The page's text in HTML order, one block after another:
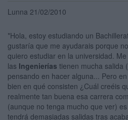
Lunna 21/02/2010
*Hola, estoy estudiando un
gustaría que me ayudarais porque
quiero estudiar en la universidad.
las Ingenierías tienen mucha salida
pensando en hacer alguna... Pero
bien en qué consisten ¿Cuál creéis
realmente tan buena esa carrera
(aunque no tenga mucho que ver) es
tendrá demasiadas salidas tras